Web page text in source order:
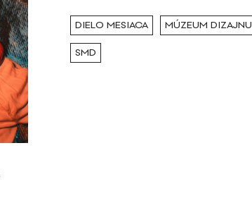
DIELO MESIACA MÚZEUM DIZAJNU
SMD